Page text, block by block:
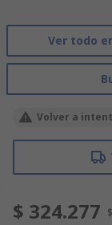
Ver todo
Volver a
$ 324.277